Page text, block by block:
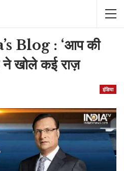
Blog : ‘आप की
खोले कई राज़
इंडिया